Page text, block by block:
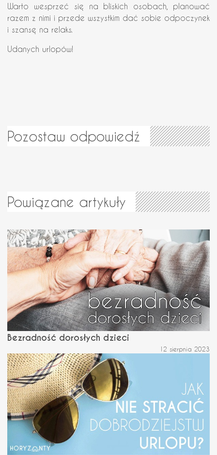
Warto wesprzeć się na bliskich osobach, planować
razem z nimi i przede wszystkim dać sobie odpoczynek
i szansę na relaks.
Udanych urlopów!
Pozostaw odpowiedź
Powiązane artykuły
Bezradność dorosłych dzieci
12 sierpnia 2023